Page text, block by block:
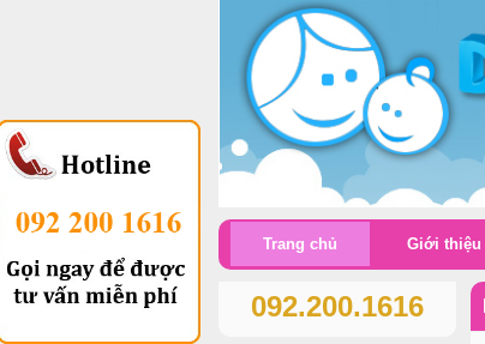
092.200.1616
Trang chủ Giới thiệu